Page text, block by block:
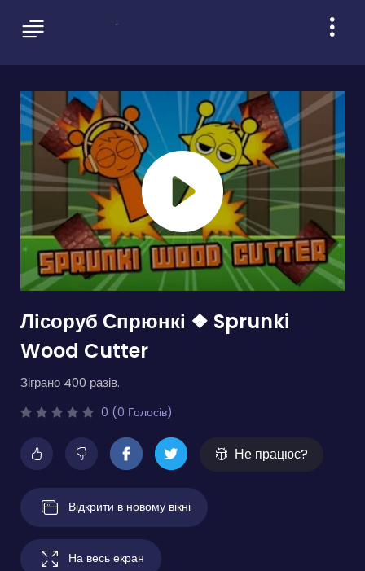
Лісоруб Спрюнкі ❖ Sprunki
Wood Cutter
Зіграно 400 разів.
0 (0 Голосів)
Не працює?
Відкрити в новому вікні
На весь екран